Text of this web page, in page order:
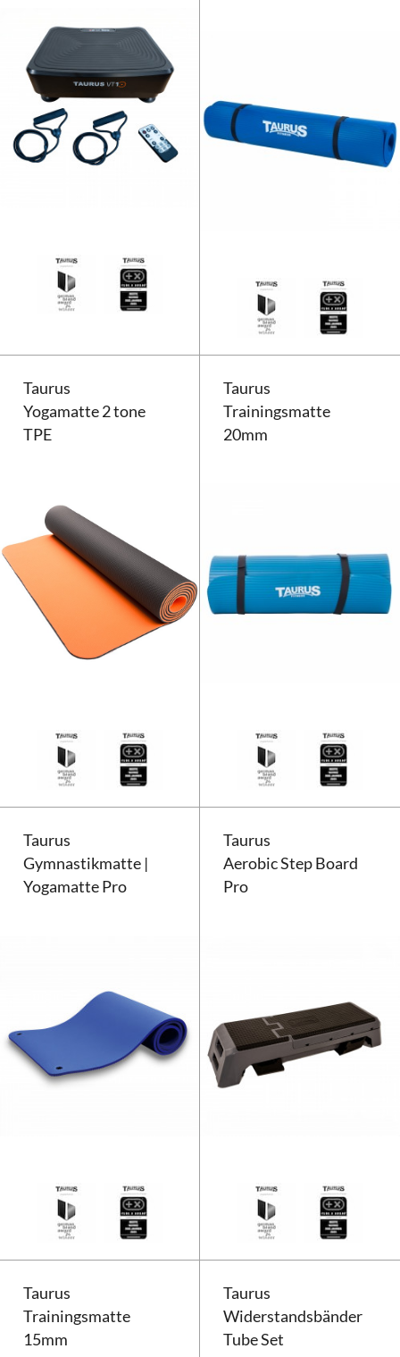
Taurus
Yogamatte 2 tone
TPE
Taurus
Trainingsmatte
20mm
Taurus
Gymnastikmatte |
Yogamatte Pro
Taurus
Aerobic Step Board
Pro
Taurus
Trainingsmatte
15mm
Taurus
Widerstandsbänder
Tube Set